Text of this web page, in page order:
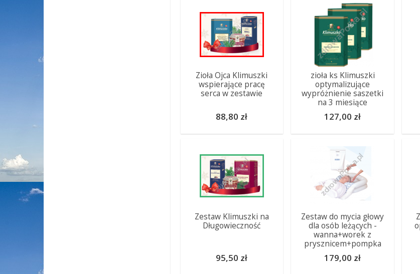
Zioła Ojca Klimuszki
wspierające pracę
serca w zestawie
88,80 zł
zioła ks Klimuszki
optymalizujące
wypróżnienie saszetki
na 3 miesiące
127,00 zł
Zestaw Klimuszki na
Długowieczność
95,50 zł
Zestaw do mycia głowy
dla osób leżących -
wanna+worek z
prysznicem+pompka
179,00 zł